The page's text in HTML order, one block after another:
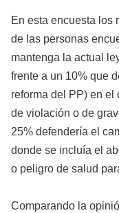
En esta encuesta los
de las personas
mantenga la actual
frente a un 10% que
reforma del PP) en el
de violación o de
25% defendería el
donde se incluía el
o peligro de salud
Comparando la